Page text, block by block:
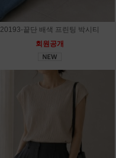
20193-끝단 배색 프린팅 박시티
회원공개